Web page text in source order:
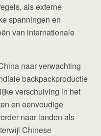
als externe
spanningen en
van internationale
naar verwachting
backpackproductie
verschuiving in het
en eenvoudige
naar landen als
Chinese